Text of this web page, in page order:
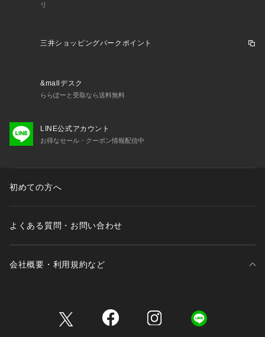
リ
三井ショッピングパークポイント
&mallデスク
ららぽーと受取なら送料無料
LINE公式アカウント
お得なセール・クーポン情報配信中
初めての方へ
よくある質問・お問い合わせ
会社概要・利用規約など